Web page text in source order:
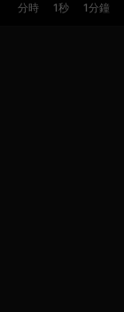
分時 1秒 1分鐘